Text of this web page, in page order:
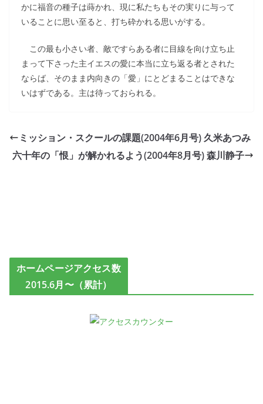
かに福音の種子は蒔かれ、現に私たちもその実りに与って
いることに思い至ると、打ち砕かれる思いがする。
この最も小さい者、敵ですらある者に目線を向け立ち止
まって下さった主イエスの愛に本当に立ち返る者とされた
ならば、そのまま内向きの「愛」にとどまることはできな
いはずである。主は待っておられる。
ミッション・スクールの課題(2004年6月号) 久米あつみ
六十年の「恨」が解かれるよう(2004年8月号) 森川静子
ホームページアクセス数
2015.6月〜（累計）